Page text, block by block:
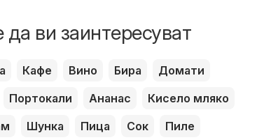
ви заинтересуват
Кафе Вино Бира
Домати
Портокали Ананас
Кисело мляко
Шунка Пица Сок
Пиле